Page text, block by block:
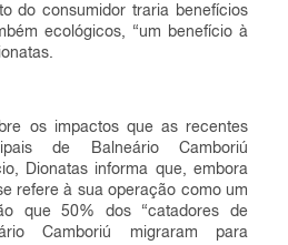
do consumidor traria benefícios
ecológicos, “um benefício à
os impactos que as recentes
de Balneário Camboriú
Dionatas informa que, embora
refere à sua operação como um
que 50% dos “catadores de
Camboriú migraram para